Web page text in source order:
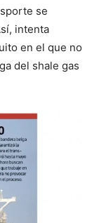
se
intenta
en el que no
del shale gas